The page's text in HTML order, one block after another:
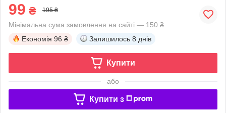
99 ₴ 195 ₴
Мінімальна сума замовлення на сайті — 150 ₴
Економія 96 ₴ Залишилось 8 днів
Купити
або
Купити з